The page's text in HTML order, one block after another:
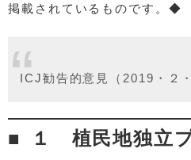
掲載されているものです。◆
ICJ勧告的意見（2019・２
１ 植民地独立